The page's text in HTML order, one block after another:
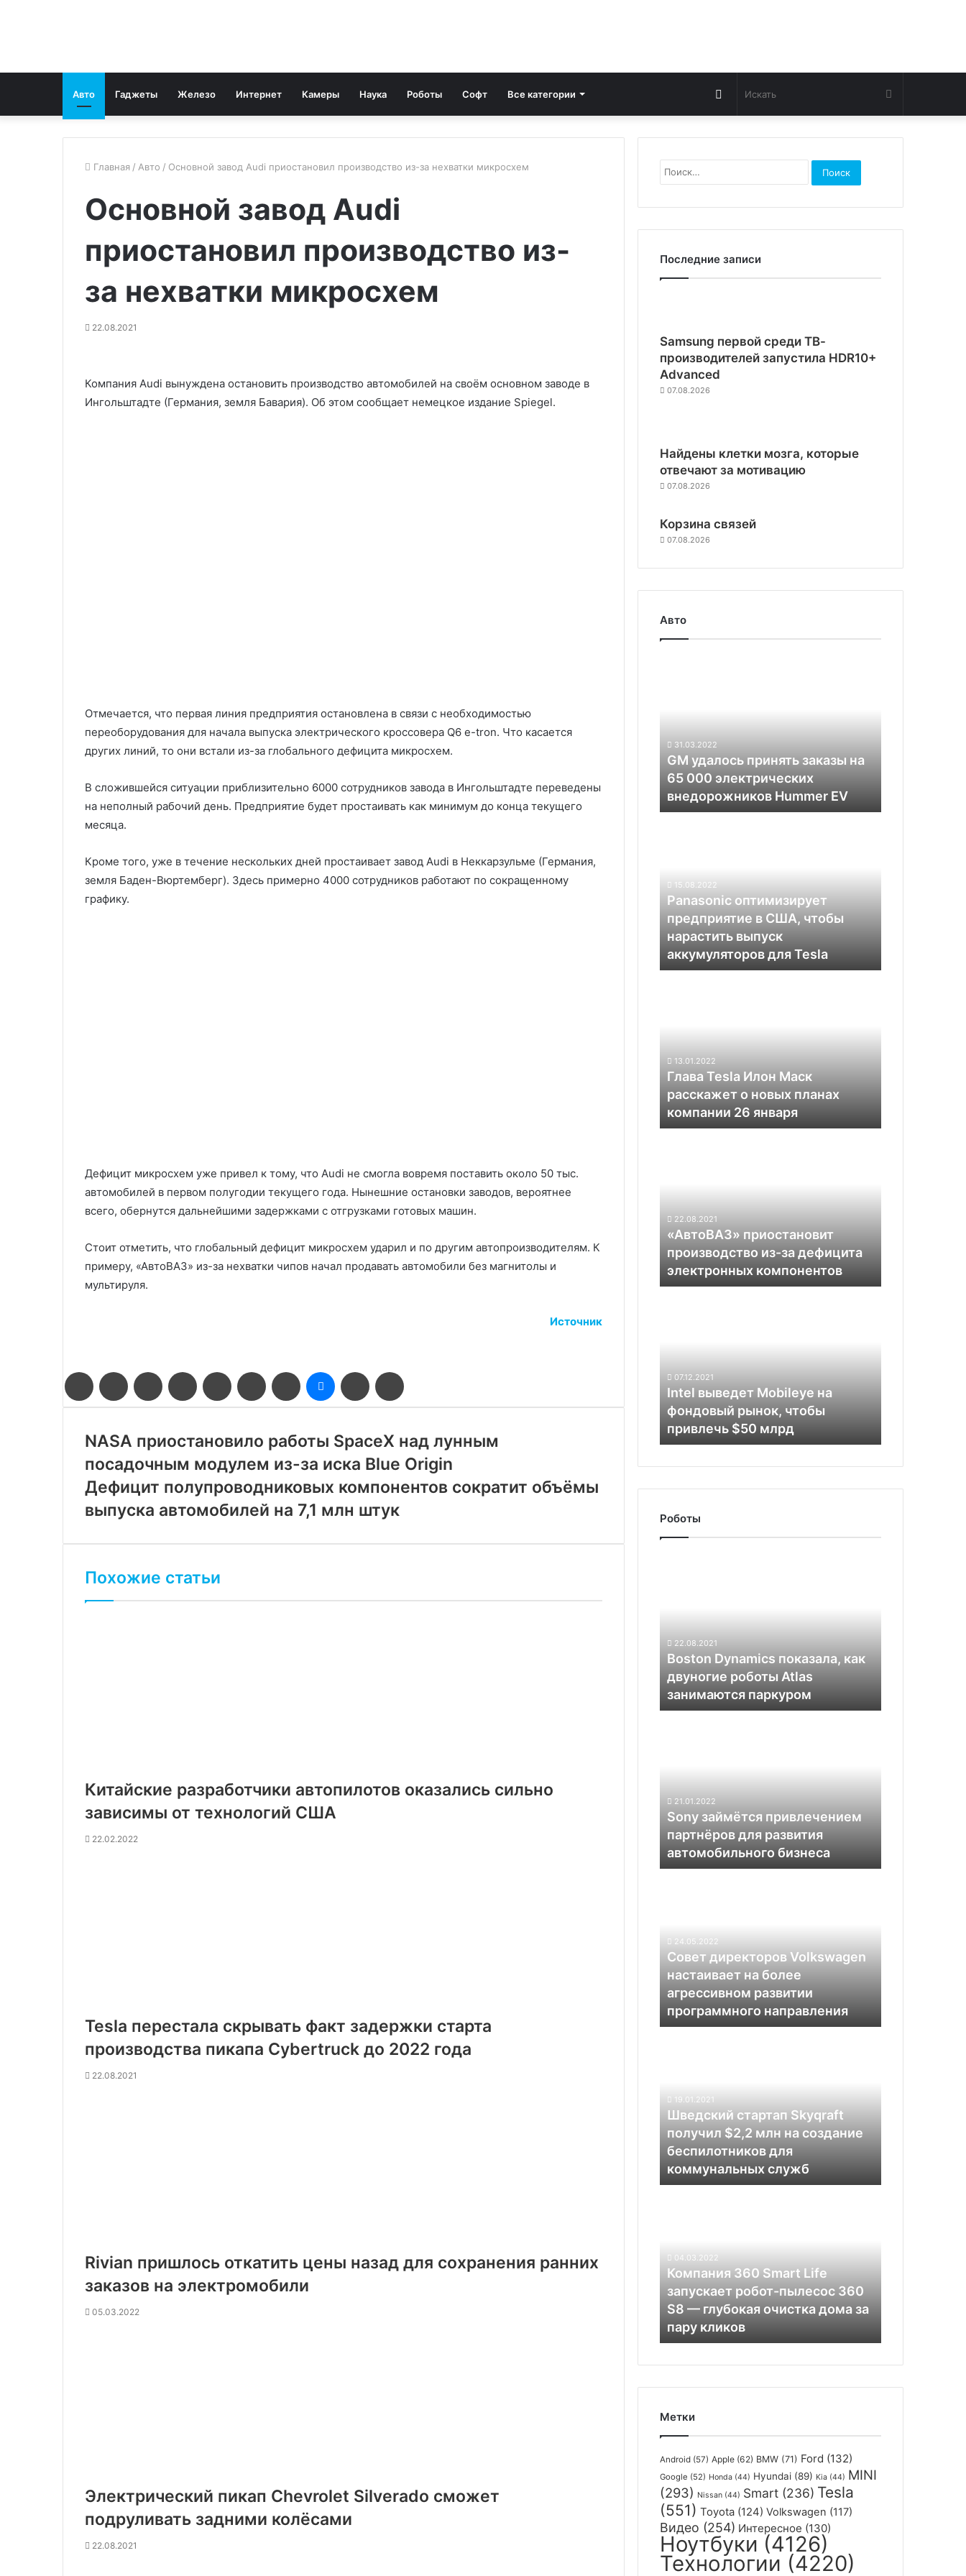
Авто Гаджеты Железо Интернет Камеры Наука Роботы Софт Все категории Искать
Switch
skin
Главная / Авто / Основной завод Audi приостановил производство из-за нехватки микросхем
Основной завод Audi
приостановил производство из-
за нехватки микросхем
22.08.2021
Компания Audi вынуждена остановить производство автомобилей на своём основном заводе в
Ингольштадте (Германия, земля Бавария). Об этом сообщает немецкое издание Spiegel.
Отмечается, что первая линия предприятия остановлена в связи с необходимостью
переоборудования для начала выпуска электрического кроссовера Q6 e-tron. Что касается
других линий, то они встали из-за глобального дефицита микросхем.
В сложившейся ситуации приблизительно 6000 сотрудников завода в Ингольштадте переведены
на неполный рабочий день. Предприятие будет простаивать как минимум до конца текущего
месяца.
Кроме того, уже в течение нескольких дней простаивает завод Audi в Неккарзульме (Германия,
земля Баден-Вюртемберг). Здесь примерно 4000 сотрудников работают по сокращенному
графику.
Дефицит микросхем уже привел к тому, что Audi не смогла вовремя поставить около 50 тыс.
автомобилей в первом полугодии текущего года. Нынешние остановки заводов, вероятнее
всего, обернутся дальнейшими задержками с отгрузками готовых машин.
Стоит отметить, что глобальный дефицит микросхем ударил и по другим автопроизводителям. К
примеру, «АвтоВАЗ» из-за нехватки чипов начал продавать автомобили без магнитолы и
мультируля.
Источник
FacebookTwitter LinkedIn Pinterest Reddit ВконтактеОдноклассники
MessengerПоделиться
через
электронную
NASA приостановило работы SpaceX над лунным
посадочным модулем из-за иска Blue Origin
Дефицит полупроводниковых компонентов сократит объёмы
выпуска автомобилей на 7,1 млн штук
Похожие статьи
Китайские разработчики автопилотов оказались сильно
зависимы от технологий США
22.02.2022
Tesla перестала скрывать факт задержки старта
производства пикапа Cybertruck до 2022 года
22.08.2021
Rivian пришлось откатить цены назад для сохранения ранних
заказов на электромобили
05.03.2022
Электрический пикап Chevrolet Silverado сможет
подруливать задними колёсами
22.08.2021
Найти:
Последние записи
Samsung первой среди ТВ-
производителей запустила HDR10+
Advanced
07.08.2026
Найдены клетки мозга, которые
отвечают за мотивацию
07.08.2026
Корзина связей
07.08.2026
Авто
000
электрических
внедорожников
Hummer
EV
31.03.2022
GM удалось принять заказы на
65 000 электрических
внедорожников Hummer EV
чтобы
выпуск
аккумуляторов
для
Tesla
15.08.2022
Panasonic оптимизирует
предприятие в США, чтобы
нарастить выпуск
аккумуляторов для Tesla
новых
планах
компании
26
января
13.01.2022
Глава Tesla Илон Маск
расскажет о новых планах
компании 26 января
электронных
компонентов
22.08.2021
«АвтоВАЗ» приостановит
производство из-за дефицита
электронных компонентов
чтобы
привлечь
$50
млрд
07.12.2021
Intel выведет Mobileye на
фондовый рынок, чтобы
привлечь $50 млрд
Роботы
Atlas
занимаются
паркуром
22.08.2021
Boston Dynamics показала, как
двуногие роботы Atlas
занимаются паркуром
автомобильного
бизнеса
21.01.2022
Sony займётся привлечением
партнёров для развития
автомобильного бизнеса
более
агрессивном
развитии
программного
направления
24.05.2022
Совет директоров Volkswagen
настаивает на более
агрессивном развитии
программного направления
на
создание
беспилотников
для
коммунальных
служб
19.01.2021
Шведский стартап Skyqraft
получил $2,2 млн на создание
беспилотников для
коммунальных служб
робот-
360
S8 —
глубокая
очистка
пару
04.03.2022
Компания 360 Smart Life
запускает робот-пылесос 360
S8 — глубокая очистка дома за
пару кликов
Метки
Android (57) Apple (62) BMW (71) Ford (132)
Google (52) Honda (44) Hyundai (89) Kia (44) MINI
(293) Nissan (44) Smart (236) Tesla
(551) Toyota (124) Volkswagen (117)
Видео (254) Интересное (130)
Ноутбуки (4126)
Технологии (4220)